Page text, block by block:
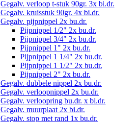
Gegalv. verloop t-stuk 90gr. 3x bi.dr.
Gegalv. kruisstuk 90gr. 4x bi.dr.
Gegalv. pijpnippel 2x bu.dr.
Pijpnippel 1/2" 2x bu.dr.
Pijpnippel 3/4" 2x bu.dr.
Pijpnippel 1" 2x bu.dr.
Pijpnippel 1 1/4" 2x bu.dr.
Pijpnippel 1 1/2" 2x bu.dr.
Pijpnippel 2" 2x bu.dr.
Gegalv. dubbele nippel 2x bu.dr.
Gegalv. verloopnippel 2x bu.dr.
Gegalv. verloopring bu.dr. x bi.dr.
Gegalv. muurplaat 2x bi.dr.
Gegalv. stop met rand 1x bu.dr.